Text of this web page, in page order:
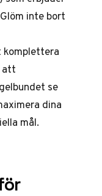
inte bort
komplettera
att
se
dina
mål.